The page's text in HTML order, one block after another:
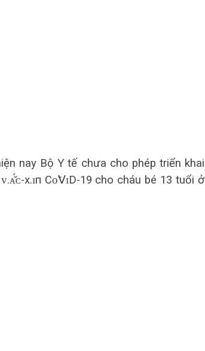
nay Bộ Y tế chưa cho phép triển khai
х.ɪп Сᴏ̃𝖵ɪD-19 cho cháu bé 13 tuổi ở